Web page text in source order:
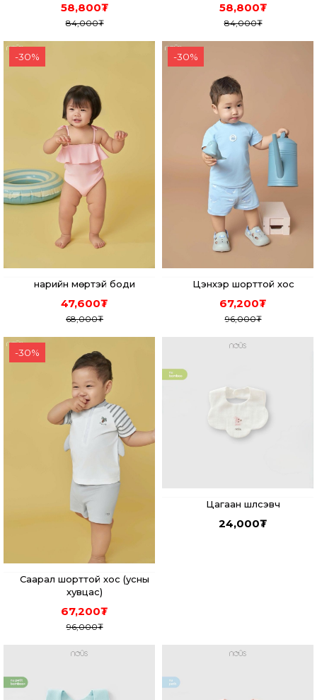
58,800₮
84,000₮
58,800₮
84,000₮
-30%
нарийн мөртэй боди
47,600₮
68,000₮
-30%
Цэнхэр шорттой хос
67,200₮
96,000₮
-30%
Саарал шорттой хос (усны
хувцас)
67,200₮
96,000₮
Цагаан шүлсэвч
24,000₮